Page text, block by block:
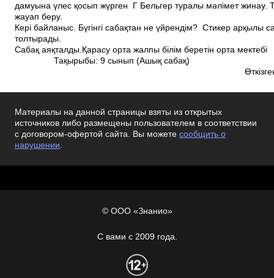
дамуына үлес қосып жүрген Г Бельгер туралы мәлімет жинау.
жауап беру.
Кері байланыс. Бүгінгі сабақтан не үйрендім? Стикер арқылы
толтырады.
Сабақ аяқталды.Қарасу орта жалпы білім беретін орта мектебі
Тақырыбы: 9 сынып (Ашық сабақ)
Өткізген: А
Материалы на данной страницы взяты из открытых
источников либо размещены пользователем в соответствии
с договором-офертой сайта. Вы можете сообщить о
нарушении.
© ООО «Знанио»
С вами с 2009 года.